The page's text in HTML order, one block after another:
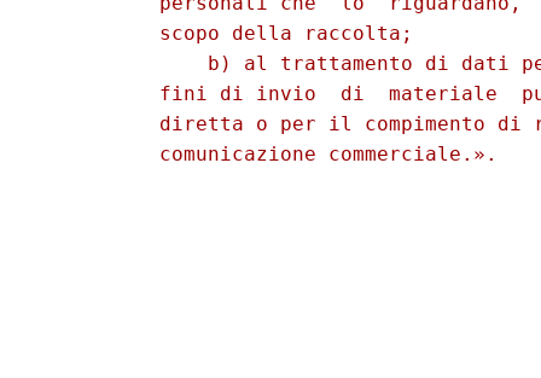
          scopo della raccolta;
b) al trattamento di dati
fini di invio  di  materiale
diretta o per il compimento di